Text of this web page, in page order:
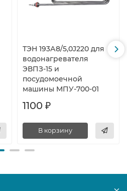
ТЭН 193А8/5,0J220 для
водонагревателя
ЭВПЗ-15 и
посудомоечной
машины МПУ-700-01
1100 ₽
В корзину